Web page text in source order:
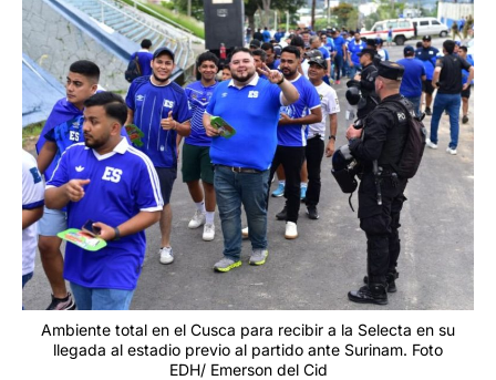
Ambiente total en el Cusca para recibir a la Selecta en su
llegada al estadio previo al partido ante Surinam. Foto
EDH/ Emerson del Cid